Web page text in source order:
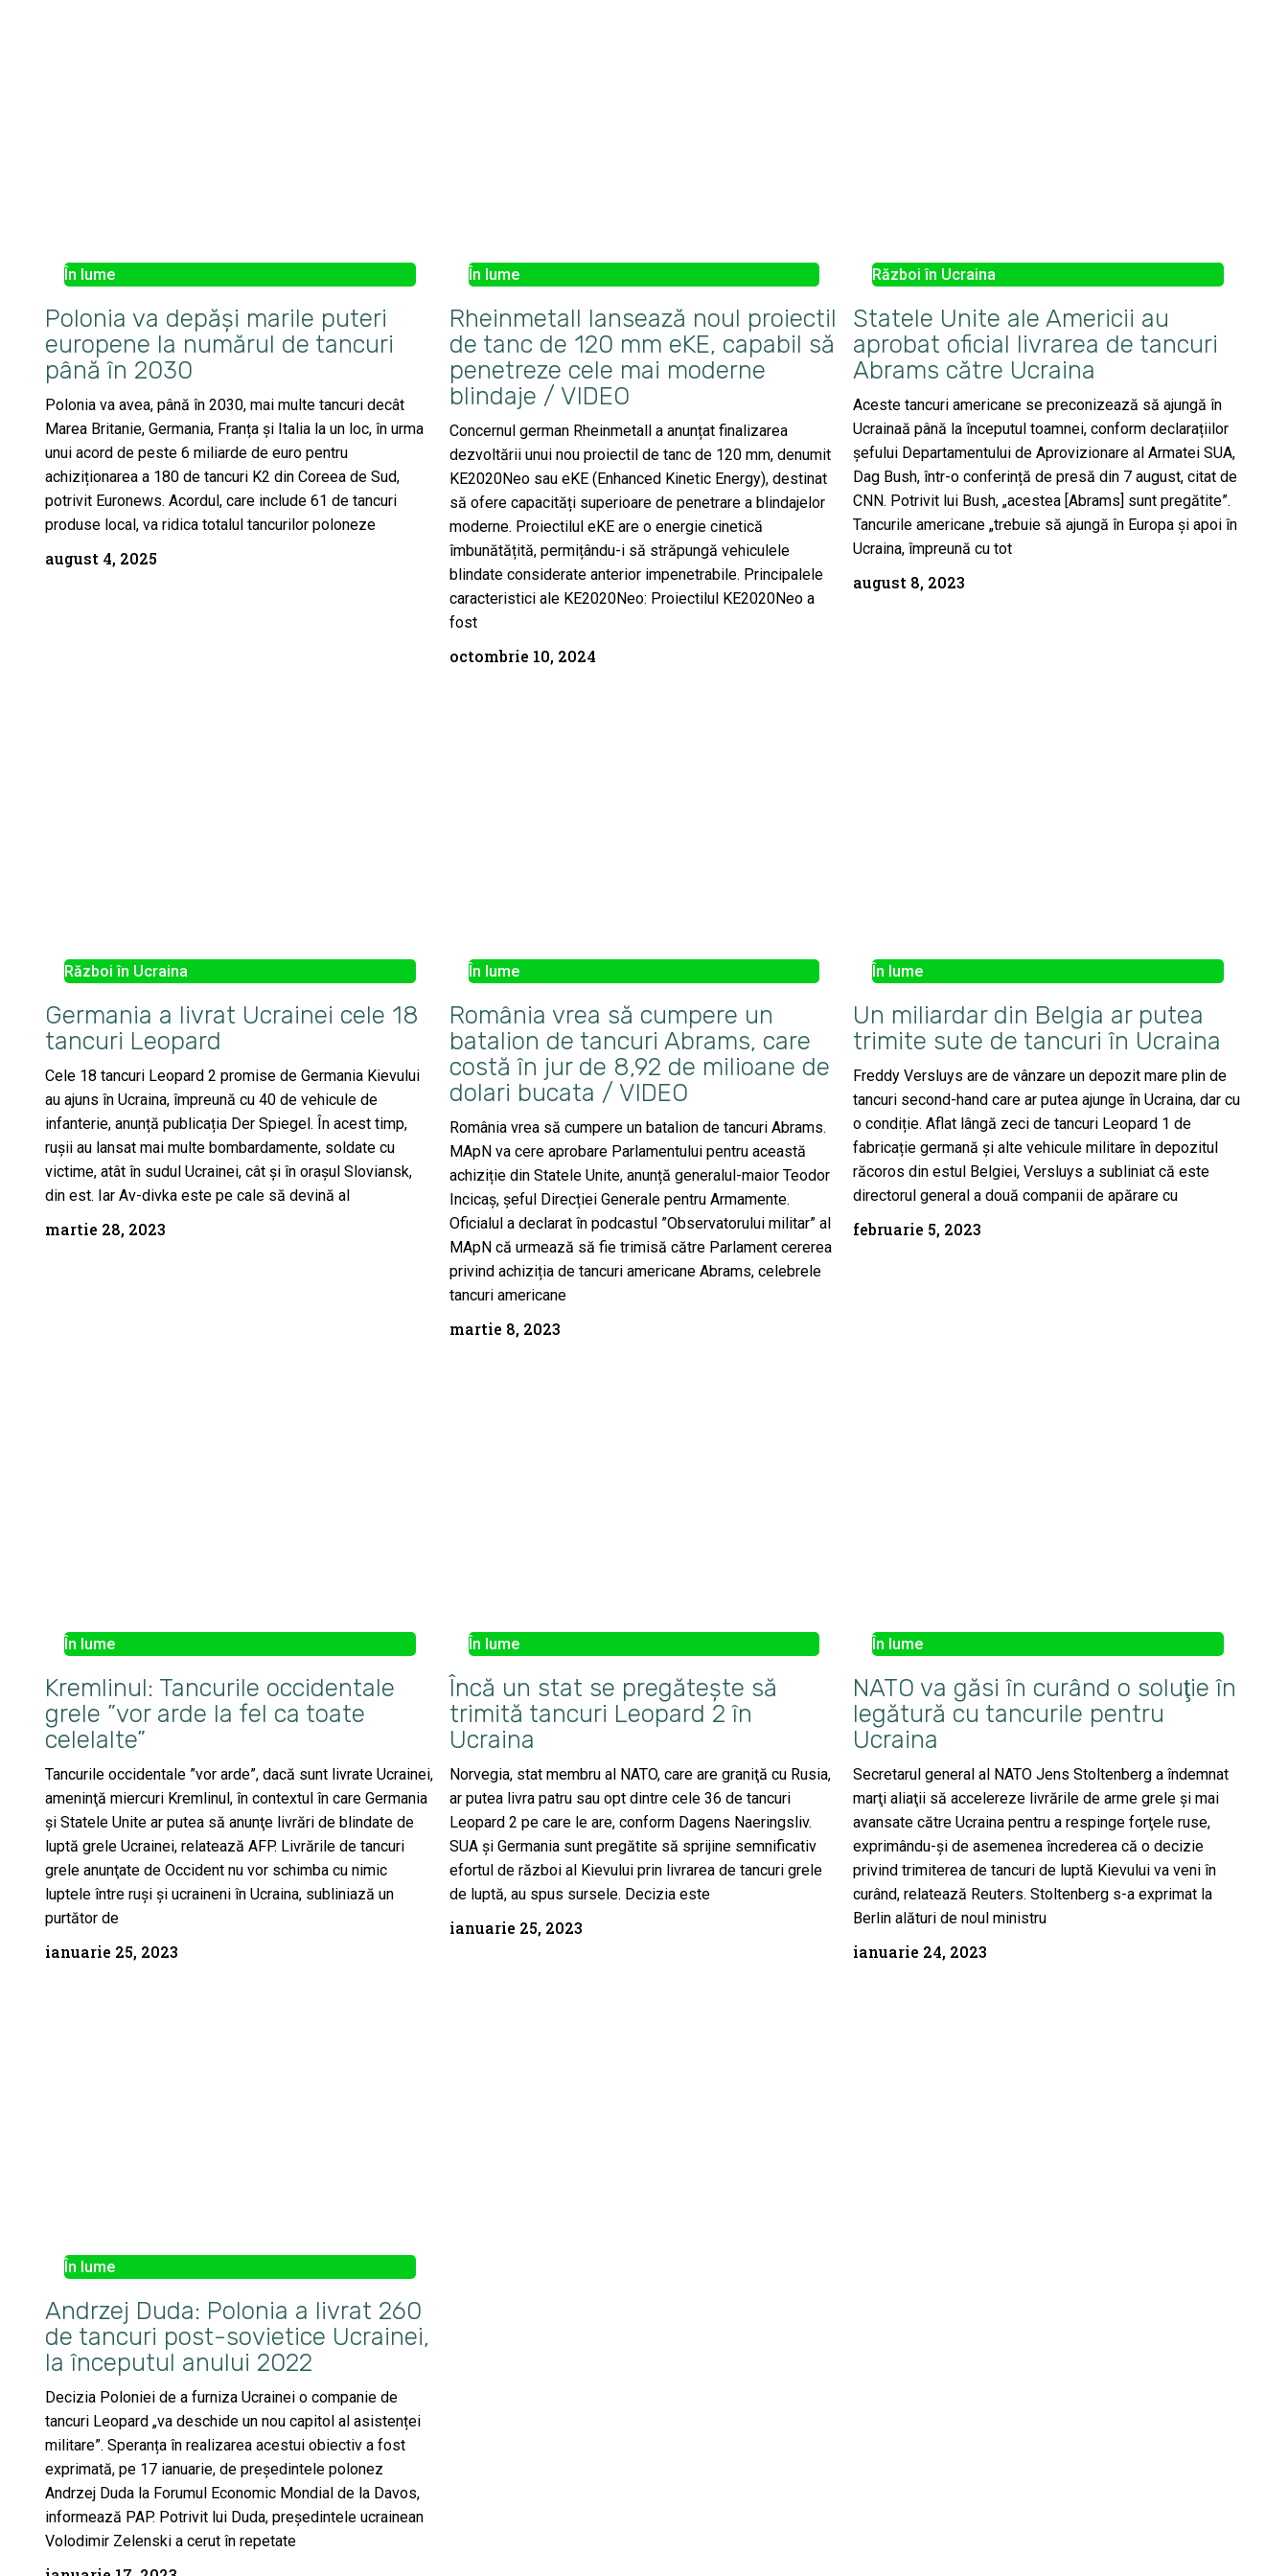
În lume
Polonia va depăși marile puteri
europene la numărul de tancuri
până în 2030
Polonia va avea, până în 2030, mai multe tancuri decât
Marea Britanie, Germania, Franța și Italia la un loc, în urma
unui acord de peste 6 miliarde de euro pentru
achiziționarea a 180 de tancuri K2 din Coreea de Sud,
potrivit Euronews. Acordul, care include 61 de tancuri
produse local, va ridica totalul tancurilor poloneze
august 4, 2025
În lume
Rheinmetall lansează noul proiectil
de tanc de 120 mm eKE, capabil să
penetreze cele mai moderne
blindaje / VIDEO
Concernul german Rheinmetall a anunțat finalizarea
dezvoltării unui nou proiectil de tanc de 120 mm, denumit
KE2020Neo sau eKE (Enhanced Kinetic Energy), destinat
să ofere capacități superioare de penetrare a blindajelor
moderne. Proiectilul eKE are o energie cinetică
îmbunătățită, permițându-i să străpungă vehiculele
blindate considerate anterior impenetrabile. Principalele
caracteristici ale KE2020Neo: Proiectilul KE2020Neo a
fost
octombrie 10, 2024
Război în Ucraina
Statele Unite ale Americii au
aprobat oficial livrarea de tancuri
Abrams către Ucraina
Aceste tancuri americane se preconizează să ajungă în
Ucrainaă până la începutul toamnei, conform declarațiilor
șefului Departamentului de Aprovizionare al Armatei SUA,
Dag Bush, într-o conferință de presă din 7 august, citat de
CNN. Potrivit lui Bush, „acestea [Abrams] sunt pregătite”.
Tancurile americane „trebuie să ajungă în Europa și apoi în
Ucraina, împreună cu tot
august 8, 2023
Război în Ucraina
Germania a livrat Ucrainei cele 18
tancuri Leopard
Cele 18 tancuri Leopard 2 promise de Germania Kievului
au ajuns în Ucraina, împreună cu 40 de vehicule de
infanterie, anunță publicația Der Spiegel. În acest timp,
rușii au lansat mai multe bombardamente, soldate cu
victime, atât în sudul Ucrainei, cât și în orașul Sloviansk,
din est. Iar Av-divka este pe cale să devină al
martie 28, 2023
În lume
România vrea să cumpere un
batalion de tancuri Abrams, care
costă în jur de 8,92 de milioane de
dolari bucata / VIDEO
România vrea să cumpere un batalion de tancuri Abrams.
MApN va cere aprobare Parlamentului pentru această
achiziție din Statele Unite, anunță generalul-maior Teodor
Incicaș, șeful Direcției Generale pentru Armamente.
Oficialul a declarat în podcastul ”Observatorului militar” al
MApN că urmează să fie trimisă către Parlament cererea
privind achiziția de tancuri americane Abrams, celebrele
tancuri americane
martie 8, 2023
În lume
Un miliardar din Belgia ar putea
trimite sute de tancuri în Ucraina
Freddy Versluys are de vânzare un depozit mare plin de
tancuri second-hand care ar putea ajunge în Ucraina, dar cu
o condiție. Aflat lângă zeci de tancuri Leopard 1 de
fabricație germană și alte vehicule militare în depozitul
răcoros din estul Belgiei, Versluys a subliniat că este
directorul general a două companii de apărare cu
februarie 5, 2023
În lume
Kremlinul: Tancurile occidentale
grele ”vor arde la fel ca toate
celelalte”
Tancurile occidentale ”vor arde”, dacă sunt livrate Ucrainei,
ameninţă miercuri Kremlinul, în contextul în care Germania
şi Statele Unite ar putea să anunţe livrări de blindate de
luptă grele Ucrainei, relatează AFP. Livrările de tancuri
grele anunţate de Occident nu vor schimba cu nimic
luptele între ruşi şi ucraineni în Ucraina, subliniază un
purtător de
ianuarie 25, 2023
În lume
Încă un stat se pregăteşte să
trimită tancuri Leopard 2 în
Ucraina
Norvegia, stat membru al NATO, care are graniţă cu Rusia,
ar putea livra patru sau opt dintre cele 36 de tancuri
Leopard 2 pe care le are, conform Dagens Naeringsliv.
SUA şi Germania sunt pregătite să sprijine semnificativ
efortul de război al Kievului prin livrarea de tancuri grele
de luptă, au spus sursele. Decizia este
ianuarie 25, 2023
În lume
NATO va găsi în curând o soluţie în
legătură cu tancurile pentru
Ucraina
Secretarul general al NATO Jens Stoltenberg a îndemnat
marţi aliaţii să accelereze livrările de arme grele şi mai
avansate către Ucraina pentru a respinge forţele ruse,
exprimându-şi de asemenea încrederea că o decizie
privind trimiterea de tancuri de luptă Kievului va veni în
curând, relatează Reuters. Stoltenberg s-a exprimat la
Berlin alături de noul ministru
ianuarie 24, 2023
În lume
Andrzej Duda: Polonia a livrat 260
de tancuri post-sovietice Ucrainei,
la începutul anului 2022
Decizia Poloniei de a furniza Ucrainei o companie de
tancuri Leopard „va deschide un nou capitol al asistenței
militare”. Speranța în realizarea acestui obiectiv a fost
exprimată, pe 17 ianuarie, de președintele polonez
Andrzej Duda la Forumul Economic Mondial de la Davos,
informează PAP. Potrivit lui Duda, președintele ucrainean
Volodimir Zelenski a cerut în repetate